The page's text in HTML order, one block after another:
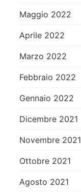
Maggio 2022
Aprile 2022
Marzo 2022
Febbraio 2022
Gennaio 2022
Dicembre 2021
Novembre 2021
Ottobre 2021
Agosto 2021